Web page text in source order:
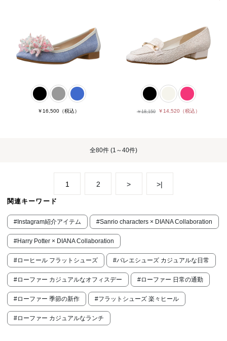
￥16,500 （税込） ￥18,150 ￥14,520（税込）
全80件 (1～40件)
1 2 > >|
関連キーワード
#Instagram紹介アイテム #Sanrio characters × DIANA Collaboration
#Harry Potter × DIANA Collaboration
#ローヒール フラットシューズ #バレエシューズ カジュアルな日常
#ローファー カジュアルなオフィスデー #ローファー 日常の通勤
#ローファー 季節の新作 #フラットシューズ 楽々ヒール
#ローファー カジュアルなランチ